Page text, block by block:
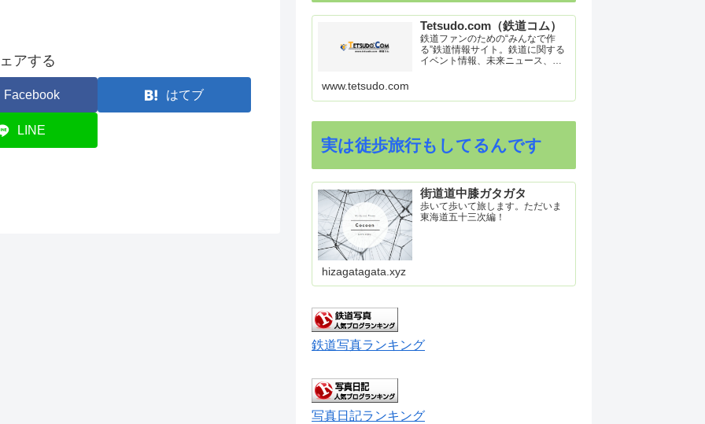
アする
Facebook はてブ
LINE
Tetsudo.com（鉄道コム）
鉄道ファンのための“みんなで作
る”鉄道情報サイト。鉄道に関する
イベント情報、未来ニュース、車
ク集や、参加型ゲーム「駅つなゲ
www.tetsudo.com
実は徒歩旅行もしてるんです
街道道中膝ガタガタ
歩いて歩いて旅します。ただいま
東海道五十三次編！
hizagatagata.xyz
鉄道写真ランキング
写真日記ランキング